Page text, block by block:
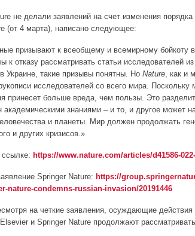
не делали заявлений на счет изменения
(от 4 марта), написано следующее:
призывают к всеобщему и всемирному бойкоту
к отказу рассматривать статьи исследователей
Украине, такие призывы понятны. Но Nature, как и
исследователей со всего мира.
принесет больше вреда, чем пользы. Это
академическими знаниями – и то, и другое может
и планеты. Мир должен продолжать
и других кризисов.»
ссылке: https://www.nature.com/articles/d41586-
Springer Nature: https://
nature-condemns-russian-invasion/20191446
на четкие заявления, осуждающие действия
и Springer Nature продолжают